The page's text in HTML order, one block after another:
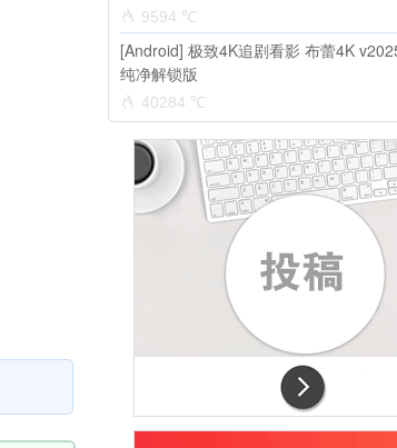
9594 ℃
[Android] 极致4K追剧看影 布蕾4K
纯净解锁版
40284 ℃